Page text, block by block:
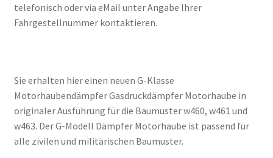
telefonisch oder via eMail unter Angabe Ihrer
Fahrgestellnummer kontaktieren.
Sie erhalten hier einen neuen G-Klasse
Motorhaubendämpfer Gasdruckdämpfer Motorhaube in
originaler Ausführung für die Baumuster w460, w461 und
w463. Der G-Modell Dämpfer Motorhaube ist passend für
alle zivilen und militärischen Baumuster.